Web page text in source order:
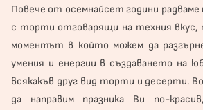
Повече от осемнайсет години
с торти отговарящи на техния вкус,
моментът в който можем да
умения и енергии в създаването на
всякакъв друг вид торти и десерти.
да направим празника Ви по-